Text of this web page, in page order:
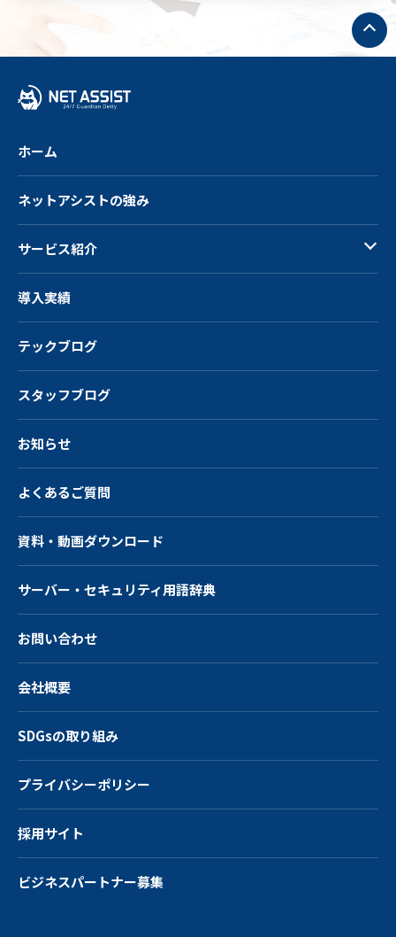
ト
ッ
プ
へ
ホーム
ネットアシストの強み
サービス紹介
導入実績
テックブログ
スタッフブログ
お知らせ
よくあるご質問
資料・動画ダウンロード
サーバー・ セキュリティ用語辞典
お問い合わせ
会社概要
SDGsの取り組み
プライバシーポリシー
採用サイト
ビジネスパートナー募集